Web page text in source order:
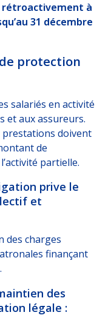
rétroactivement à
31 décembre
protection
salariés en activité
et aux assureurs.
prestations doivent
de
partielle.
prive le
et
des charges
finançant
des
légale :